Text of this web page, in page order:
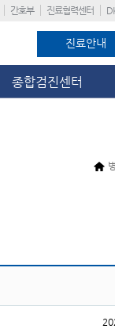
간호부 진료협력센터
진료안내
종합검진센터